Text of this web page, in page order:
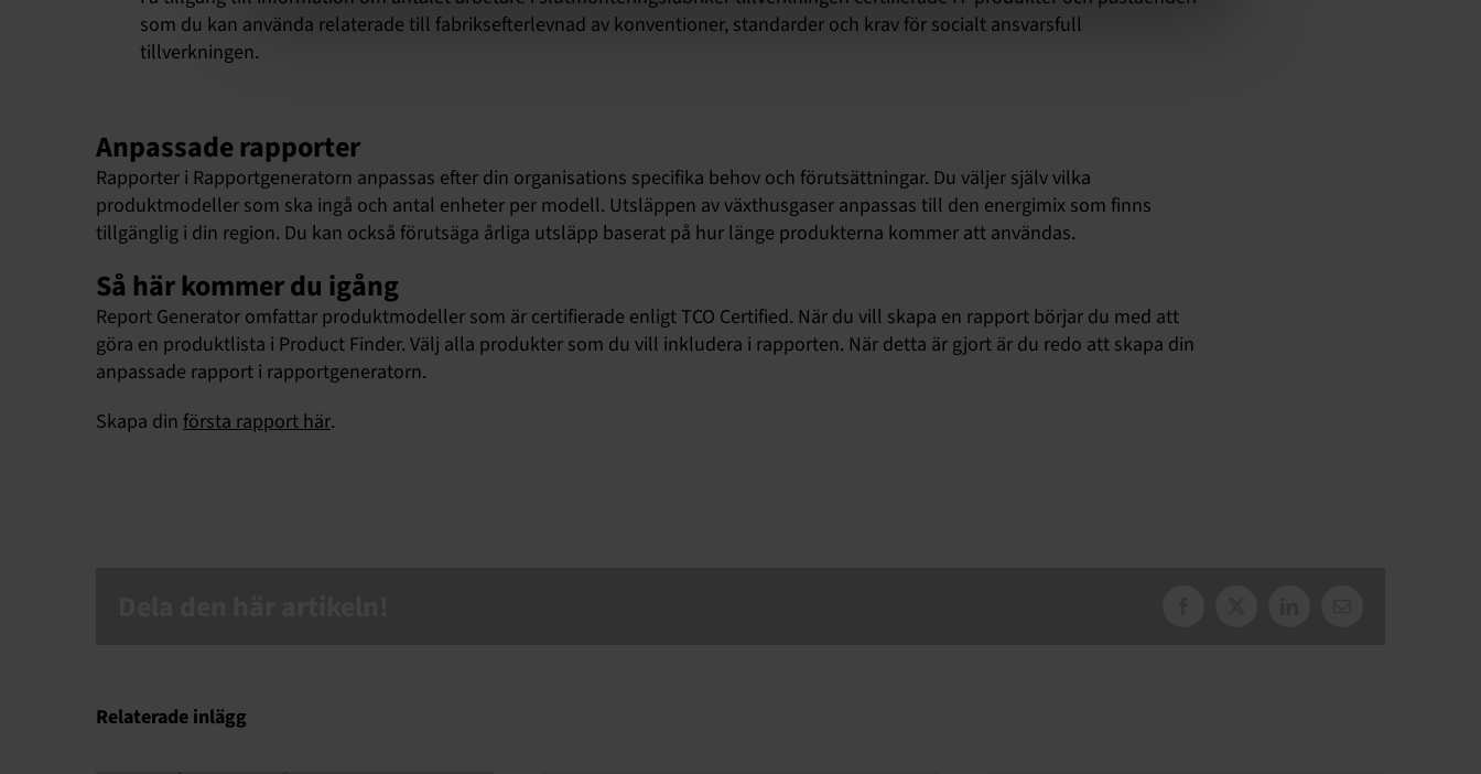
som du kan använda relaterade till fabriksefterlevnad av konventioner, standarder och krav för socialt ansvarsfull
tillverkningen.
Anpassade rapporter
Rapporter i Rapportgeneratorn anpassas efter din organisations specifika behov och förutsättningar. Du väljer själv vilka
produktmodeller som ska ingå och antal enheter per modell. Utsläppen av växthusgaser anpassas till den energimix som finns
tillgänglig i din region. Du kan också förutsäga årliga utsläpp baserat på hur länge produkterna kommer att användas.
Så här kommer du igång
Report Generator omfattar produktmodeller som är certifierade enligt TCO Certified. När du vill skapa en rapport börjar du med att
göra en produktlista i Product Finder. Välj alla produkter som du vill inkludera i rapporten. När detta är gjort är du redo att skapa din
anpassade rapport i rapportgeneratorn.
Skapa din första rapport här.
Relaterade inlägg